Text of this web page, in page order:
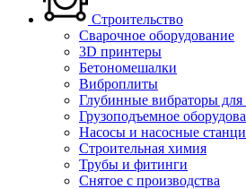
Строительство
Сварочное оборудование
3D принтеры
Бетономешалки
Виброплиты
Глубинные вибраторы
Грузоподъемное
Насосы и насосные
Строительная химия
Трубы и фитинги
Снятое с производства